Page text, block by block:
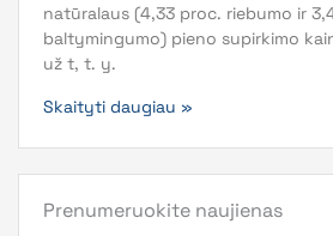
natūralaus (4,33 proc. riebumo ir
baltymingumo) pieno supirkimo
už t, t. y.
Skaityti daugiau »
Prenumeruokite naujienas